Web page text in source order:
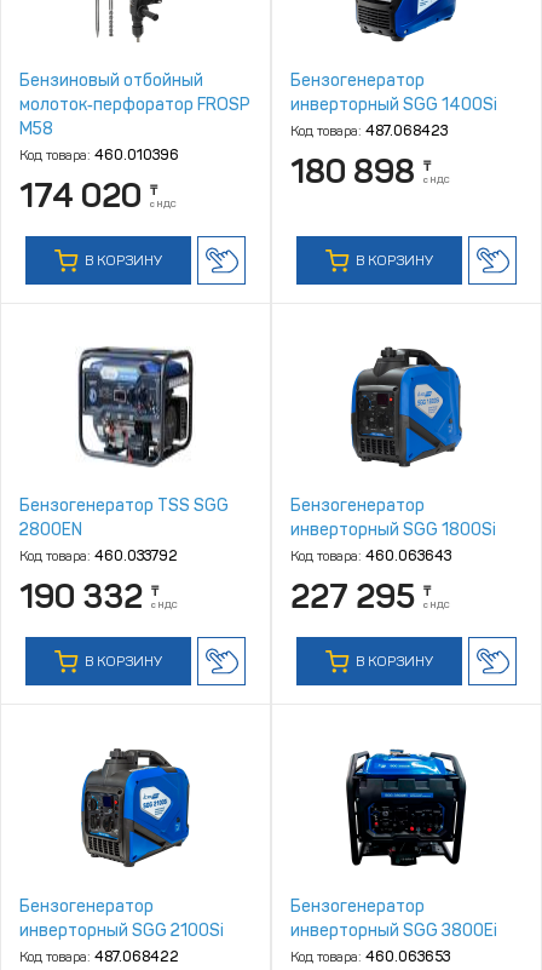
Бензиновый отбойный
молоток‑перфоратор FROSP
М58
Код товара: 460.010396
174 020 ₸
с НДС
В КОРЗИНУ
Бензогенератор
инверторный SGG 1400Si
Код товара: 487.068423
180 898 ₸
с НДС
В КОРЗИНУ
Бензогенератор TSS SGG
2800EN
Код товара: 460.033792
190 332 ₸
с НДС
В КОРЗИНУ
Бензогенератор
инверторный SGG 1800Si
Код товара: 460.063643
227 295 ₸
с НДС
В КОРЗИНУ
Бензогенератор
инверторный SGG 2100Si
Код товара: 487.068422
Бензогенератор
инверторный SGG 3800Ei
Код товара: 460.063653